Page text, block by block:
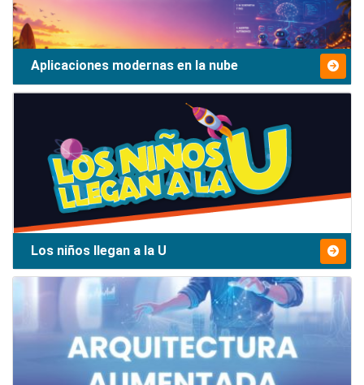
Aplicaciones modernas en la nube
Los niños llegan a la U